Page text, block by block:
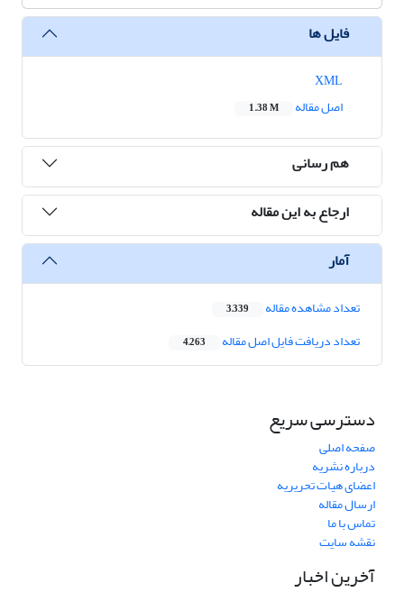
فایل ها
اصل مقاله
1.38 M
هم رسانی
ارجاع به این مقاله
آمار
تعداد مشاهده مقاله 3,339
تعداد دریافت فایل اصل مقاله 4,263
دسترسی سریع
صفحه اصلی
درباره نشریه
اعضای هیات تحریریه
ارسال مقاله
تماس با ما
نقشه سایت
آخرین اخبار